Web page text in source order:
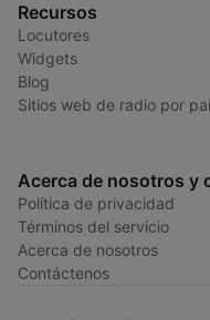
Recursos
Locutores
Widgets
Blog
Sitios web de radio por
Acerca de nosotros y
Política de privacidad
Términos del servicio
Acerca de nosotros
Contáctenos